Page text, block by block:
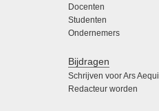
Docenten
Studenten
Ondernemers
Bijdragen
Schrijven voor Ars Aequi
Redacteur worden